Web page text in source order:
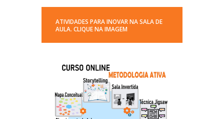
ATIVIDADES PARA INOVAR NA SALA DE
AULA. CLIQUE NA IMAGEM